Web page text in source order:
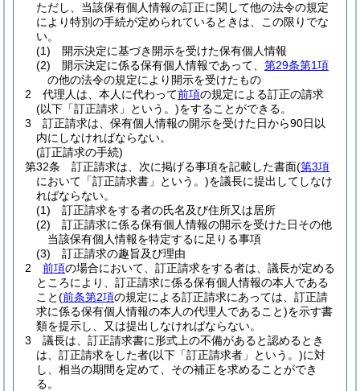
ただし、当該保有個人情報の訂正に関して他の法令の規定
により特別の手続が定められているときは、この限りでな
い。
(1)
開示決定に基づき開示を受けた保有個人情報
(2)
開示決定に係る保有個人情報であって、 第29条第1項
の他の法令の規定により開示を受けたもの
2
代理人は、本人に代わって前項の規定による訂正の請求
(以下「訂正請求」という。)をすることができる。
3
訂正請求は、保有個人情報の開示を受けた日から90日以
内にしなければならない。
(訂正請求の手続)
第32条
訂正請求は、次に掲げる事項を記載した書面(第3項
において「訂正請求書」という。)を議長に提出してしなけ
ればならない。
(1)
訂正請求をする者の氏名及び住所又は居所
(2)
訂正請求に係る保有個人情報の開示を受けた日その他
当該保有個人情報を特定するに足りる事項
(3)
訂正請求の趣旨及び理由
2
前項の場合において、訂正請求をする者は、議長が定める
ところにより、訂正請求に係る保有個人情報の本人である
こと(前条第2項の規定による訂正請求にあっては、訂正請
求に係る保有個人情報の本人の代理人であること)を示す書
類を提示し、又は提出しなければならない。
3
議長は、訂正請求書に形式上の不備があると認めるとき
は、訂正請求をした者(以下「訂正請求者」という。)に対
し、相当の期間を定めて、その補正を求めることができ
る。